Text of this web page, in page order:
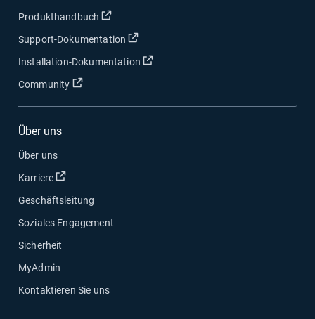
Produkthandbuch In neuem Fenster öffnen
Support-Dokumentation In neuem Fenster öffnen
Installation-Dokumentation In neuem Fenster öffnen
Community In neuem Fenster öffnen
Über uns
Über uns
Karriere
In neuem Fenster öffnen
Geschäftsleitung
Soziales Engagement
Sicherheit
MyAdmin
Kontaktieren Sie uns